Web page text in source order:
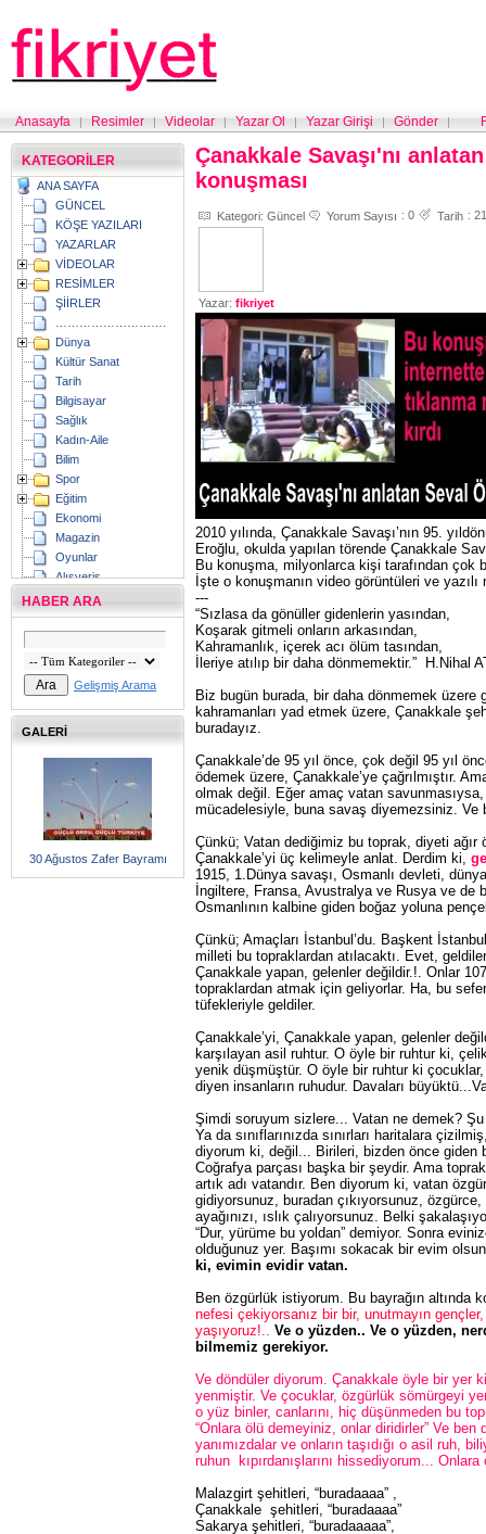
Anasayfa | Resimler | Videolar | Yazar Ol | Yazar Girişi | Gönder |
KATEGORİLER
ANA SAYFA
GÜNCEL
KÖŞE YAZILARI
YAZARLAR
VİDEOLAR
RESİMLER
ŞİİRLER
Dünya
Kültür Sanat
Tarih
Bilgisayar
Sağlık
Kadın-Aile
Bilim
Spor
Eğitim
Ekonomi
Magazin
Oyunlar
Alışveriş
Ankara
İstanbul
İzmir
Marmara
Ege
Akdeniz
İç Anadolu
Karadeniz
G.Doğu Anadolu
kapat
HABER ARA
Gelişmiş Arama
GALERİ
30 Ağustos Zafer Bayramı
Çanakkale Savaşı'nı
konuşması
Kategori: Güncel Yorum Sayısı : 0 Tarih :
Yazar: fikriyet
2010 yılında, Çanakkale Savaşı’nın 95.
Eroğlu, okulda yapılan törende Çanakkale
Bu konuşma, milyonlarca kişi tarafından çok
İşte o konuşmanın video görüntüleri ve yazılı
---
“Sızlasa da gönüller gidenlerin yasından,
Koşarak gitmeli onların arkasından,
Kahramanlık, içerek acı ölüm tasından,
İleriye atılıp bir daha dönmemektir.”
H.Nihal
Biz bugün burada, bir daha dönmemek üzere
kahramanları yad etmek üzere, Çanakkale
buradayız.
Çanakkale’de 95 yıl önce, çok değil 95 yıl
ödemek üzere, Çanakkale’ye çağrılmıştır.
olmak değil. Eğer amaç vatan
mücadelesiyle, buna savaş diyemezsiniz. Ve
Çünkü; Vatan dediğimiz bu toprak, diyeti ağır
Çanakkale’yi üç kelimeyle anlat. Derdim ki,
1915, 1.Dünya savaşı, Osmanlı devleti,
İngiltere, Fransa, Avustralya ve Rusya ve de
Osmanlının kalbine giden boğaz yoluna
Çünkü; Amaçları İstanbul’du. Başkent
milleti bu topraklardan atılacaktı. Evet,
Çanakkale yapan, gelenler değildir.!. Onlar
topraklardan atmak için geliyorlar. Ha, bu
tüfekleriyle geldiler.
Çanakkale’yi, Çanakkale yapan, gelenler
karşılayan asil ruhtur. O öyle bir ruhtur ki,
yenik düşmüştür. O öyle bir ruhtur ki
diyen insanların ruhudur. Davaları
Şimdi soruyum sizlere... Vatan ne demek? Şu
Ya da sınıflarınızda sınırları haritalara
diyorum ki, değil... Birileri, bizden önce giden
Coğrafya parçası başka bir şeydir. Ama
artık adı vatandır. Ben diyorum ki, vatan
gidiyorsunuz, buradan çıkıyorsunuz,
ayağınızı, ıslık çalıyorsunuz. Belki
“Dur, yürüme bu yoldan” demiyor. Sonra
olduğunuz yer. Başımı sokacak bir evim
ki, evimin evidir vatan.
Ben özgürlük istiyorum. Bu bayrağın altında
nefesi çekiyorsanız bir bir, unutmayın
yaşıyoruz!.. Ve o yüzden.. Ve o yüzden,
bilmemiz gerekiyor.
Ve döndüler diyorum. Çanakkale öyle bir yer
yenmiştir. Ve çocuklar, özgürlük sömürgeyi
o yüz binler, canlarını, hiç düşünmeden bu
“Onlara ölü demeyiniz, onlar diridirler” Ve
yanımızdalar ve onların taşıdığı o asil ruh,
ruhun
kıpırdanışlarını hissediyorum...
Malazgirt şehitleri, “buradaaaa” ,
Çanakkale şehitleri, “buradaaaa”
Sakarya şehitleri, “buradaaaaa”,